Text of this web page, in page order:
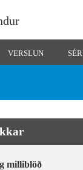
VERSLUN
milliblöð